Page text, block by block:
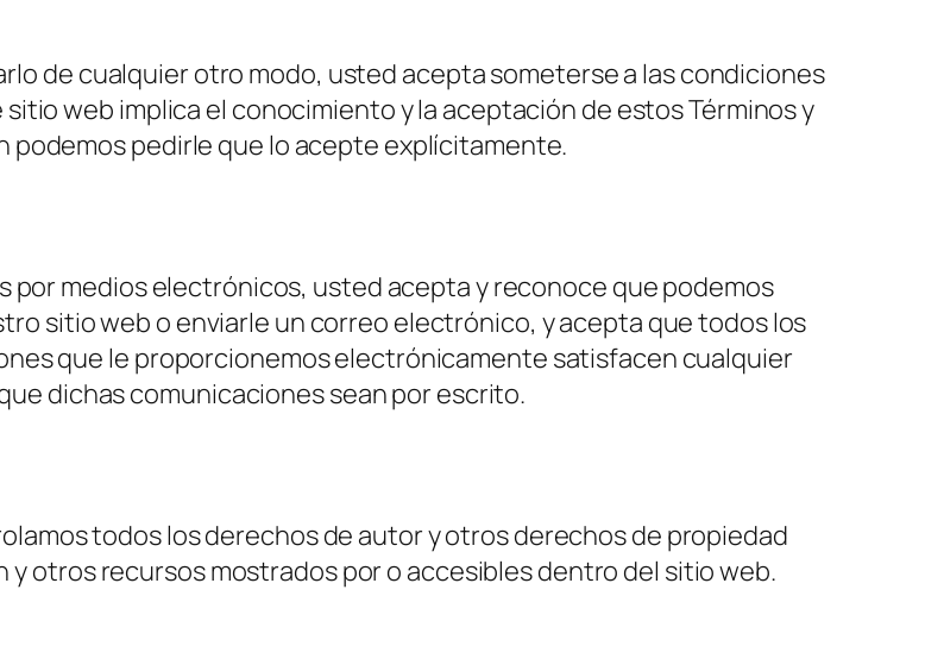
de cualquier otro modo, usted acepta someterse a las condiciones
web implica el conocimiento y la aceptación de estos Términos y
podemos pedirle que lo acepte explícitamente.
medios electrónicos, usted acepta y reconoce que podemos
sitio web o enviarle un correo electrónico, y acepta que todos los
que le proporcionemos electrónicamente satisfacen cualquier
dichas comunicaciones sean por escrito.
todos los derechos de autor y otros derechos de propiedad
otros recursos mostrados por o accesibles dentro del sitio web.